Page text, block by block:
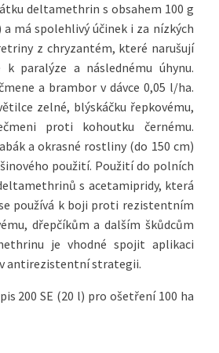
deltamethrin s obsahem 100 g
má spolehlivý účinek i za nízkých
z chryzantém, které narušují
paralýze a následnému úhynu.
a brambor v dávce 0,05 l/ha.
zelné, blýskáčku řepkovému,
proti kohoutku černému.
a okrasné rostliny (do 150 cm)
použití. Použití do polních
s ace­tamipridy, která
používá k boji proti rezistentním
dřepčíkům a dalším škůdcům
je vhodné spojit aplikaci
v antirezistentní strategii.
200 SE (20 l) pro ošetření 100 ha